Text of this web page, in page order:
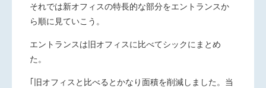
それでは新オフィスの特長的な部分をエントランスか
ら順に見ていこう。
エントランスは旧オフィスに比べてシックにまとめ
た。
｢旧オフィスと比べるとかなり面積を削減しました。当